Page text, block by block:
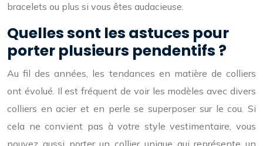
bracelets ou plus si vous êtes audacieuse.
Quelles sont les astuces pour
porter plusieurs pendentifs ?
Au fil des années, les tendances en matière de colliers
ont évolué. Il est fréquent de voir les modèles avec divers
colliers en acier et en perle se superposer sur le cou. Si
cela ne convient pas à votre style vestimentaire, vous
pouvez aussi porter un collier unique qui représente un